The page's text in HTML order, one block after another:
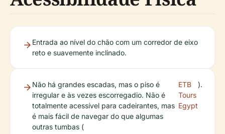
Entrada ao nível do chão com um corredor de eixo
reto e suavemente inclinado.
Não há grandes escadas, mas o piso é
irregular e às vezes escorregadio. Não é
totalmente acessível para cadeirantes, mas
é mais fácil de navegar do que algumas
outras tumbas (
ETB
Tours
Egypt
).